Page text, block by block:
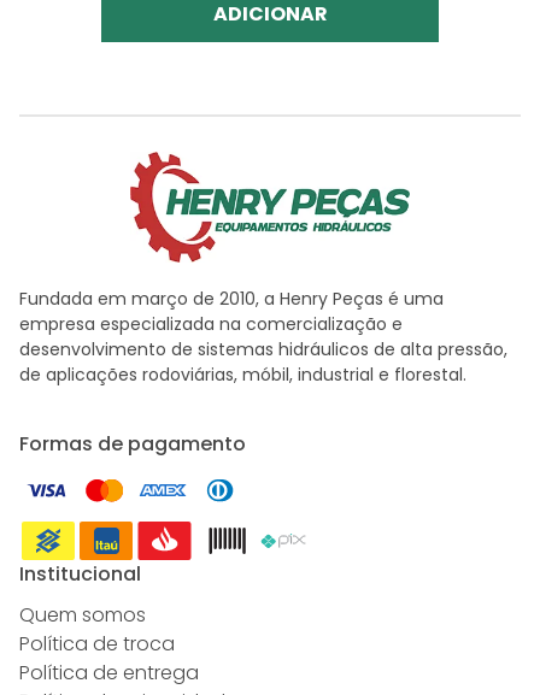
ADICIONAR
Fundada em março de 2010, a Henry Peças é uma
empresa especializada na comercialização e
desenvolvimento de sistemas hidráulicos de alta pressão,
de aplicações rodoviárias, móbil, industrial e florestal.
Formas de pagamento
Institucional
Quem somos
Política de troca
Política de entrega